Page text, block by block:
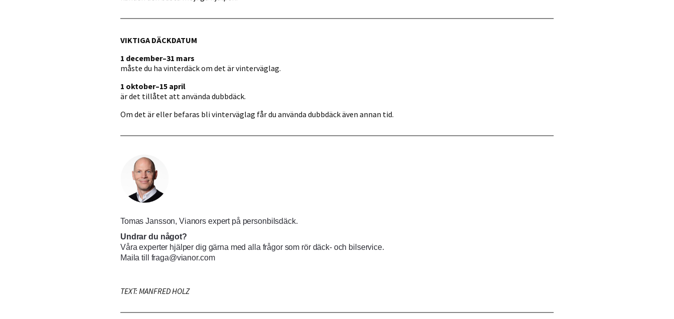
VIKTIGA DÄCKDATUM
1 december–31 mars
måste du ha vinterdäck om det är vinterväglag.
1 oktober–15 april
är det tillåtet att använda dubbdäck.
Om det är eller befaras bli vinterväglag får du använda dubbdäck även annan tid.
Tomas Jansson, Vianors expert på personbilsdäck.
Undrar du något?
Våra experter hjälper dig gärna med alla frågor som rör däck- och bilservice.
Maila till fraga@vianor.com
TEXT: MANFRED HOLZ